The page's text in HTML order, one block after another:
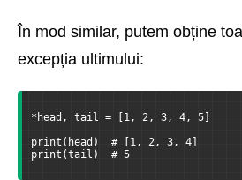
În mod similar, putem obține
excepția ultimului:
*head, tail = [1, 2, 3, 4, 5]
print(head)  # [1, 2, 3, 4]
print(tail)  # 5